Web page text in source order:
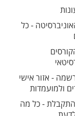
- כל
- אזור אישי
ולמועמדות
- כל מה